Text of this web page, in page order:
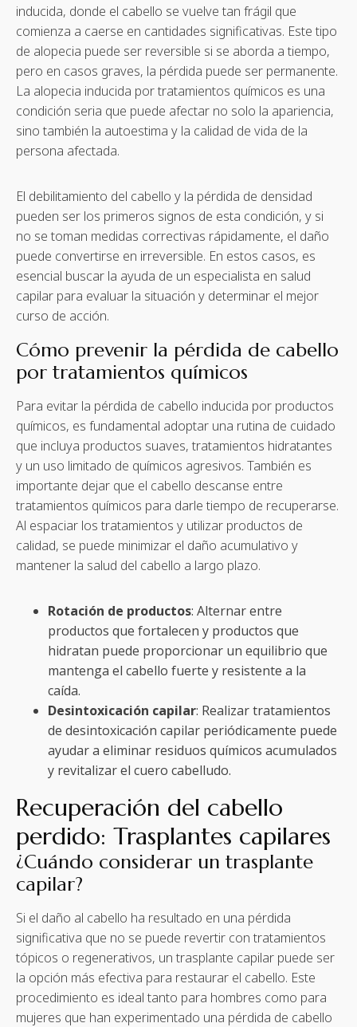
inducida, donde el cabello se vuelve tan frágil que
comienza a caerse en cantidades significativas. Este tipo
de alopecia puede ser reversible si se aborda a tiempo,
pero en casos graves, la pérdida puede ser permanente.
La alopecia inducida por tratamientos químicos es una
condición seria que puede afectar no solo la apariencia,
sino también la autoestima y la calidad de vida de la
persona afectada.
El debilitamiento del cabello y la pérdida de densidad
pueden ser los primeros signos de esta condición, y si
no se toman medidas correctivas rápidamente, el daño
puede convertirse en irreversible. En estos casos, es
esencial buscar la ayuda de un especialista en salud
capilar para evaluar la situación y determinar el mejor
curso de acción.
Cómo prevenir la pérdida de cabello
por tratamientos químicos
Para evitar la pérdida de cabello inducida por productos
químicos, es fundamental adoptar una rutina de cuidado
que incluya productos suaves, tratamientos hidratantes
y un uso limitado de químicos agresivos. También es
importante dejar que el cabello descanse entre
tratamientos químicos para darle tiempo de recuperarse.
Al espaciar los tratamientos y utilizar productos de
calidad, se puede minimizar el daño acumulativo y
mantener la salud del cabello a largo plazo.
Rotación de productos: Alternar entre
productos que fortalecen y productos que
hidratan puede proporcionar un equilibrio que
mantenga el cabello fuerte y resistente a la
caída.
Desintoxicación capilar: Realizar tratamientos
de desintoxicación capilar periódicamente puede
ayudar a eliminar residuos químicos acumulados
y revitalizar el cuero cabelludo.
Recuperación del cabello
perdido: Trasplantes capilares
¿Cuándo considerar un trasplante
capilar?
Si el daño al cabello ha resultado en una pérdida
significativa que no se puede revertir con tratamientos
tópicos o regenerativos, un trasplante capilar puede ser
la opción más efectiva para restaurar el cabello. Este
procedimiento es ideal tanto para hombres como para
mujeres que han experimentado una pérdida de cabello